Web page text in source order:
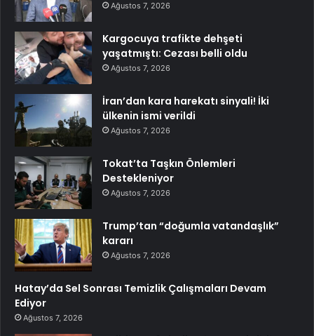
Ağustos 7, 2026
Kargocuya trafikte dehşeti
yaşatmıştı: Cezası belli oldu
Ağustos 7, 2026
İran’dan kara harekatı sinyali! İki
ülkenin ismi verildi
Ağustos 7, 2026
Tokat’ta Taşkın Önlemleri
Destekleniyor
Ağustos 7, 2026
Trump’tan “doğumla vatandaşlık”
kararı
Ağustos 7, 2026
Hatay’da Sel Sonrası Temizlik Çalışmaları Devam
Ediyor
Ağustos 7, 2026